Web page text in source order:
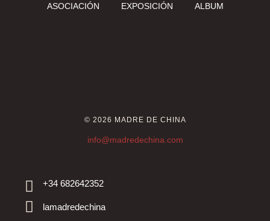
ASOCIACIÓN EXPOSICIÓN ALBUM
© 2026 MADRE DE CHINA
info@madredechina.com
+34 682642352
lamadredechina